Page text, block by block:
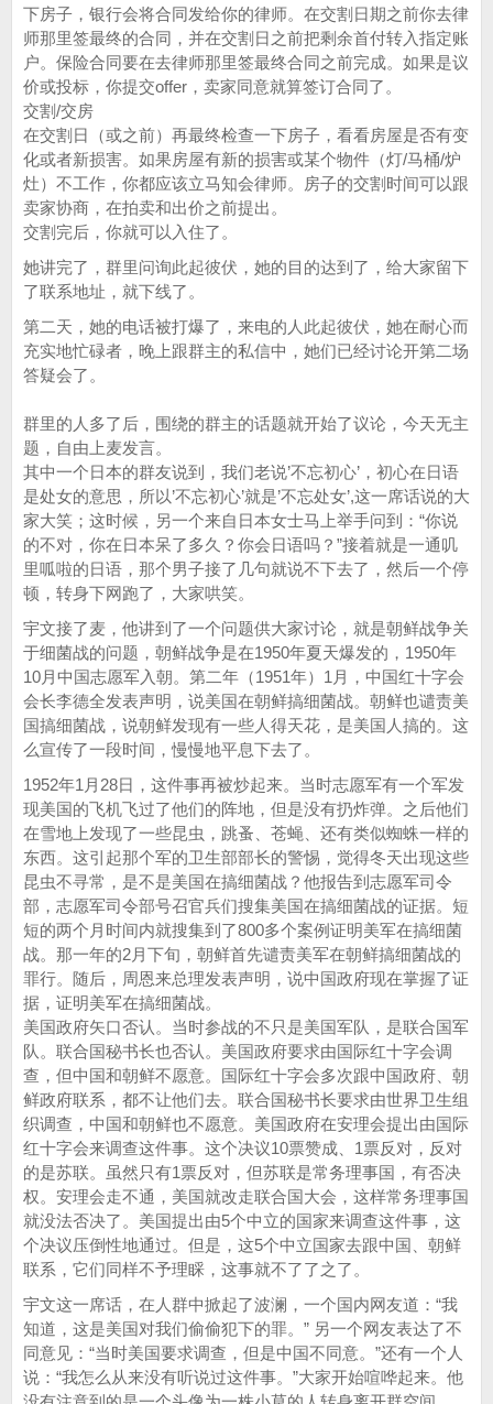
下房子，银行会将合同发给你的律师。在交割日期之前你去律
师那里签最终的合同，并在交割日之前把剩余首付转入指定账
户。保险合同要在去律师那里签最终合同之前完成。如果是议
价或投标，你提交offer，卖家同意就算签订合同了。
交割/交房
在交割日（或之前）再最终检查一下房子，看看房屋是否有变
化或者新损害。如果房屋有新的损害或某个物件（灯/马桶/炉
灶）不工作，你都应该立马知会律师。房子的交割时间可以跟
卖家协商，在拍卖和出价之前提出。
交割完后，你就可以入住了。
她讲完了，群里问询此起彼伏，她的目的达到了，给大家留下
了联系地址，就下线了。
第二天，她的电话被打爆了，来电的人此起彼伏，她在耐心而
充实地忙碌者，晚上跟群主的私信中，她们已经讨论开第二场
答疑会了。
群里的人多了后，围绕的群主的话题就开始了议论，今天无主
题，自由上麦发言。
其中一个日本的群友说到，我们老说’不忘初心’，初心在日语
是处女的意思，所以’不忘初心’就是’不忘处女’,这一席话说的大
家大笑；这时候，另一个来自日本女士马上举手问到：“你说
的不对，你在日本呆了多久？你会日语吗？”接着就是一通叽
里呱啦的日语，那个男子接了几句就说不下去了，然后一个停
顿，转身下网跑了，大家哄笑。
宇文接了麦，他讲到了一个问题供大家讨论，就是朝鲜战争关
于细菌战的问题，朝鲜战争是在1950年夏天爆发的，1950年
10月中国志愿军入朝。第二年（1951年）1月，中国红十字会
会长李德全发表声明，说美国在朝鲜搞细菌战。朝鲜也谴责美
国搞细菌战，说朝鲜发现有一些人得天花，是美国人搞的。这
么宣传了一段时间，慢慢地平息下去了。
1952年1月28日，这件事再被炒起来。当时志愿军有一个军发
现美国的飞机飞过了他们的阵地，但是没有扔炸弹。之后他们
在雪地上发现了一些昆虫，跳蚤、苍蝇、还有类似蜘蛛一样的
东西。这引起那个军的卫生部部长的警惕，觉得冬天出现这些
昆虫不寻常，是不是美国在搞细菌战？他报告到志愿军司令
部，志愿军司令部号召官兵们搜集美国在搞细菌战的证据。短
短的两个月时间内就搜集到了800多个案例证明美军在搞细菌
战。那一年的2月下旬，朝鲜首先谴责美军在朝鲜搞细菌战的
罪行。随后，周恩来总理发表声明，说中国政府现在掌握了证
据，证明美军在搞细菌战。
美国政府矢口否认。当时参战的不只是美国军队，是联合国军
队。联合国秘书长也否认。美国政府要求由国际红十字会调
查，但中国和朝鲜不愿意。国际红十字会多次跟中国政府、朝
鲜政府联系，都不让他们去。联合国秘书长要求由世界卫生组
织调查，中国和朝鲜也不愿意。美国政府在安理会提出由国际
红十字会来调查这件事。这个决议10票赞成、1票反对，反对
的是苏联。虽然只有1票反对，但苏联是常务理事国，有否决
权。安理会走不通，美国就改走联合国大会，这样常务理事国
就没法否决了。美国提出由5个中立的国家来调查这件事，这
个决议压倒性地通过。但是，这5个中立国家去跟中国、朝鲜
联系，它们同样不予理睬，这事就不了了之了。
宇文这一席话，在人群中掀起了波澜，一个国内网友道：“我
知道，这是美国对我们偷偷犯下的罪。” 另一个网友表达了不
同意见：“当时美国要求调查，但是中国不同意。”还有一个人
说：“我怎么从来没有听说过这件事。”大家开始喧哗起来。他